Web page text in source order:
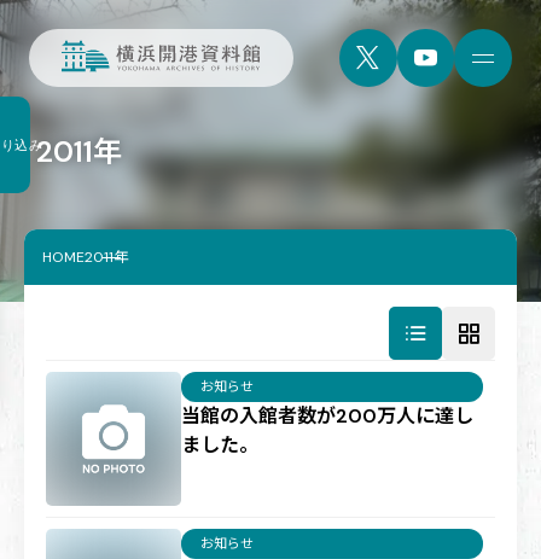
2011年
HOME2011年
当館の入館者数が200万人に達し
ました。
お知らせ
お知らせ
込み